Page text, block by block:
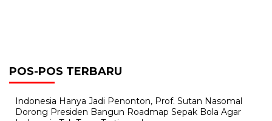
POS-POS TERBARU
Indonesia Hanya Jadi Penonton, Prof. Sutan Nasomal
Dorong Presiden Bangun Roadmap Sepak Bola Agar